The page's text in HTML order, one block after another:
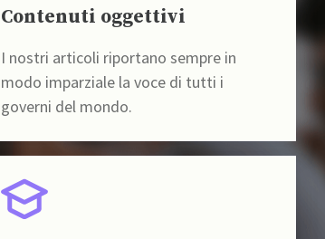
Contenuti oggettivi
I nostri articoli riportano sempre in
modo imparziale la voce di tutti i
governi del mondo.